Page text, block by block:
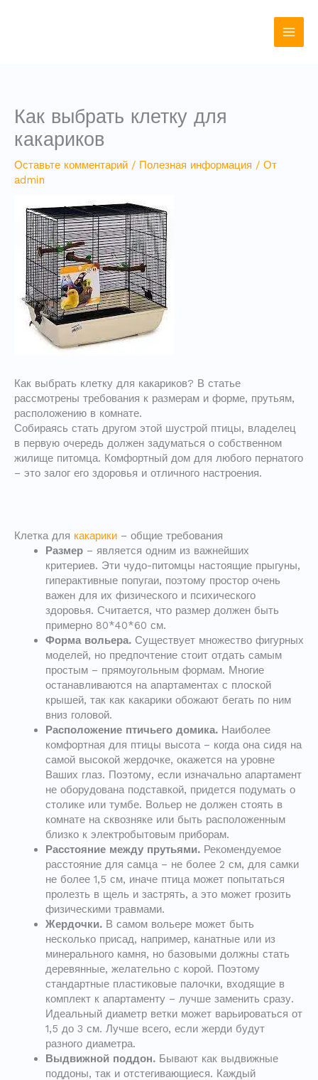
Как выбрать клетку для
какариков
Оставьте комментарий / Полезная информация / От
admin
Как выбрать клетку для какариков? В статье
рассмотрены требования к размерам и форме, прутьям,
расположению в комнате.
Собираясь стать другом этой шустрой птицы, владелец
в первую очередь должен задуматься о собственном
жилище питомца. Комфортный дом для любого пернатого
– это залог его здоровья и отличного настроения.
Клетка для какарики – общие требования
Размер– является одним из важнейших
критериев. Эти чудо-питомцы настоящие прыгуны,
гиперактивные попугаи, поэтому простор очень
важен для их физического и психического
здоровья. Считается, что размер должен быть
примерно 80*40*60 см.
Форма вольера. Существует множество фигурных
моделей, но предпочтение стоит отдать самым
простым – прямоугольным формам. Многие
останавливаются на апартаментах с плоской
крышей, так как какарики обожают бегать по ним
вниз головой.
Расположение птичьего домика. Наиболее
комфортная для птицы высота – когда она сидя на
самой высокой жердочке, окажется на уровне
Ваших глаз. Поэтому, если изначально апартамент
не оборудована подставкой, придется подумать о
столике или тумбе. Вольер не должен стоять в
комнате на сквозняке или быть расположенным
близко к электробытовым приборам.
Расстояние между прутьями. Рекомендуемое
расстояние для самца – не более 2 см, для самки
не более 1,5 см, иначе птица может попытаться
пролезть в щель и застрять, а это может грозить
физическими травмами.
Жердочки. В самом вольере может быть
несколько присад, например, канатные или из
минерального камня, но базовыми должны стать
деревянные, желательно с корой. Поэтому
стандартные пластиковые палочки, входящие в
комплект к апартаменту – лучше заменить сразу.
Идеальный диаметр ветки может варьироваться от
1,5 до 3 см. Лучше всего, если жерди будут
разного диаметра.
Выдвижной поддон. Бывают как выдвижные
поддоны, так и отстегивающиеся. Каждый